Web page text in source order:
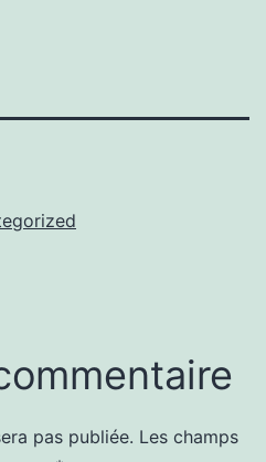
pas publiée. Les champs